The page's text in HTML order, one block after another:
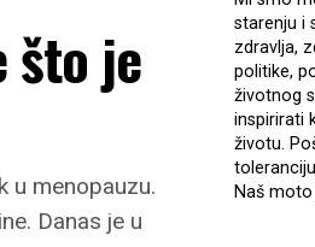
što je
u menopauzu.
Danas je u
starenju i
zdravlja,
politike,
životnog
inspirirati
životu.
Naš